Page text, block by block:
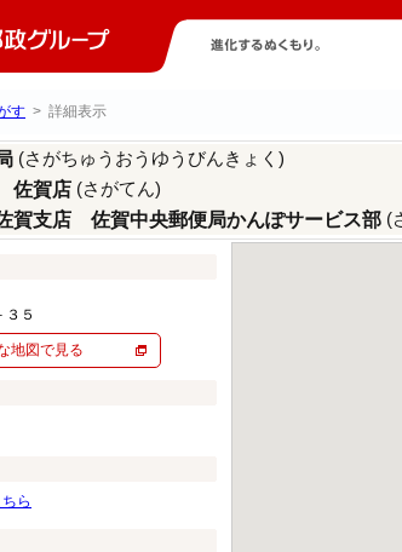
す > 詳細表示
(さがちゅうおうゆうびんきょく)
佐賀店 (さがてん)
賀支店 佐賀中央郵便局かんぽサービス部 (
３５
地図で見る
ら